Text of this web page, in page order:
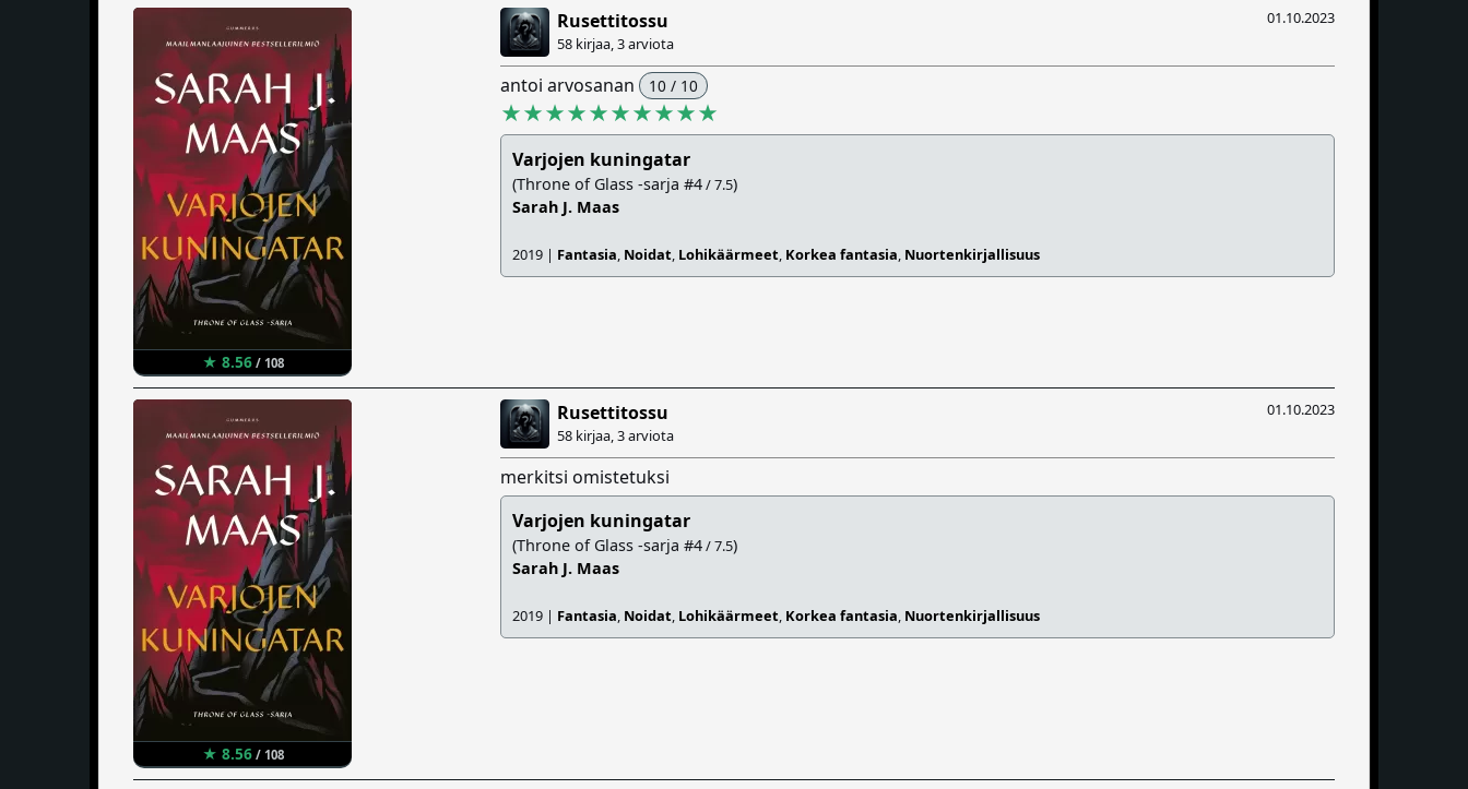
★ 8.56/ 108
01.10.2023
Rusettitossu
58 kirjaa, 3 arviota
antoi arvosanan 10 / 10
★★★★★★★★★★
Varjojen kuningatar
(Throne of Glass -sarja #4/ 7.5)
Sarah J. Maas
2019 | Fantasia, Noidat, Lohikäärmeet, Korkea fantasia, Nuortenkirjallisuus
★ 8.56/ 108
01.10.2023
Rusettitossu
58 kirjaa, 3 arviota
merkitsi omistetuksi
Varjojen kuningatar
(Throne of Glass -sarja #4/ 7.5)
Sarah J. Maas
2019 | Fantasia, Noidat, Lohikäärmeet, Korkea fantasia, Nuortenkirjallisuus